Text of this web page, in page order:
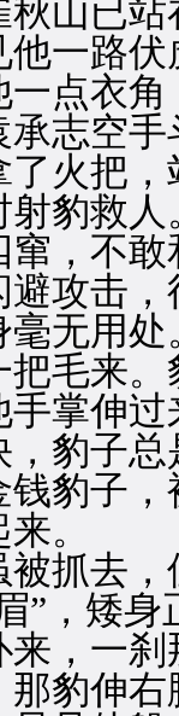
已站
他一路
一点衣
承志空
了火把
射豹救
窜，不
避攻击
毫无用
把毛来
手掌伸
，豹子
钱豹子
。
去，
”，矮
来，一
那豹伸